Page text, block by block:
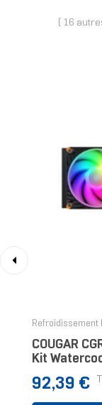
( 16
Refroidissement
COUGAR
Kit
Prix
92,39 €